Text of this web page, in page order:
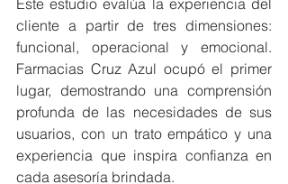
cliente a partir de tres dimensiones:
funcional, operacional y emocional.
Farmacias Cruz Azul ocupó el primer
lugar, demostrando una comprensión
profunda de las necesidades de sus
usuarios, con un trato empático y una
experiencia que inspira confianza en
cada asesoría brindada.